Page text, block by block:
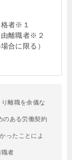
者※１
離職者※２
合に限る）
離職を余儀な
ある労働契約
ったことによ
者